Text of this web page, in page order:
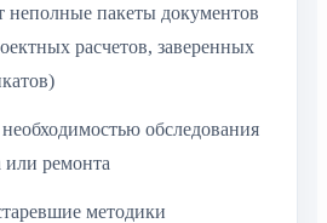
пакеты документов
расчетов, заверенных
обследования
или ремонта
методики